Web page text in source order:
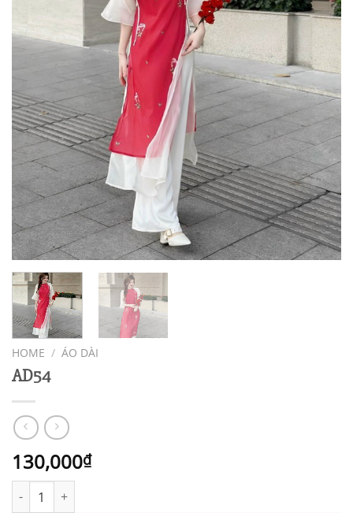
HOME / ÁO DÀI
AD54
130,000₫
AD54 quantity